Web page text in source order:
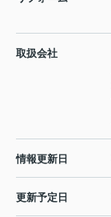
取扱会社
情報更新日
更新予定日